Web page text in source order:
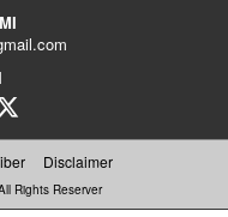
Disclaimer
Rights Reserver